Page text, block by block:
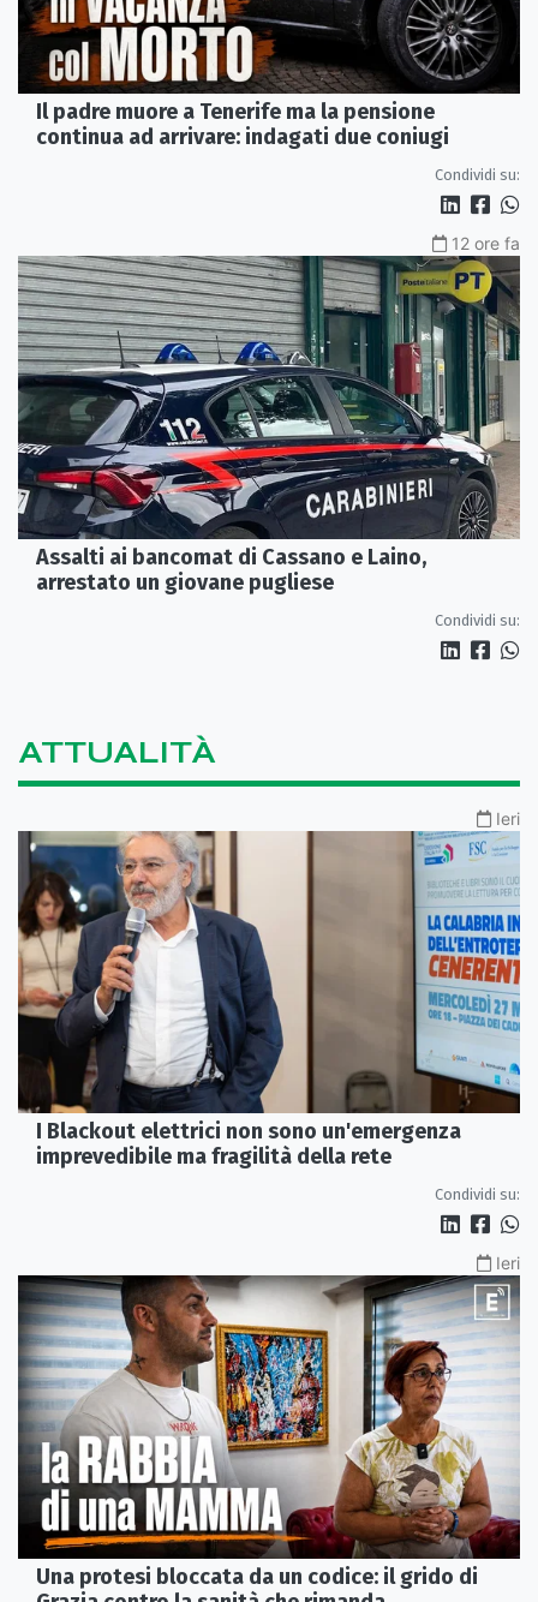
Il padre muore a Tenerife ma la pensione
continua ad arrivare: indagati due coniugi
Condividi su:
12 ore fa
Assalti ai bancomat di Cassano e Laino,
arrestato un giovane pugliese
Condividi su:
ATTUALITÀ
Ieri
I Blackout elettrici non sono un'emergenza
imprevedibile ma fragilità della rete
Condividi su:
Ieri
Una protesi bloccata da un codice: il grido di